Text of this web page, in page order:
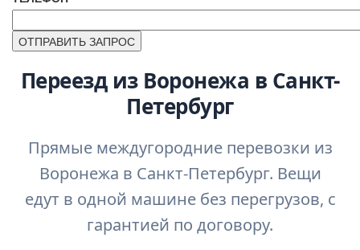
Переезд из Воронежа в Санкт-
Петербург
Прямые междугородние перевозки из
Воронежа в Санкт-Петербург. Вещи
едут в одной машине без перегрузов, с
гарантией по договору.